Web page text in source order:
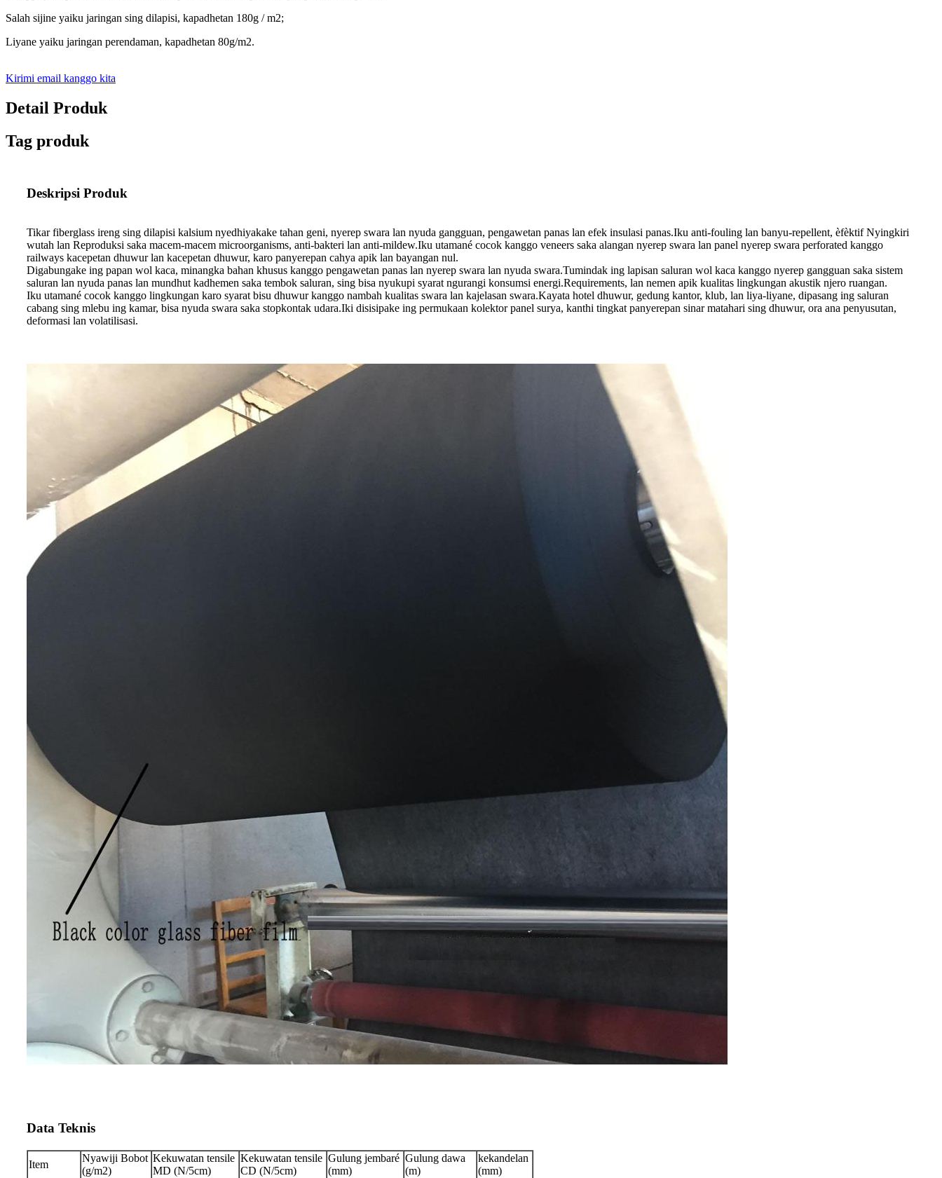
Salah sijine yaiku jaringan sing dilapisi, kapadhetan 180g / m2;
Liyane yaiku jaringan perendaman, kapadhetan 80g/m2.
Kirimi email kanggo kita
Detail Produk
Tag produk
Deskripsi Produk
Tikar fiberglass ireng sing dilapisi kalsium nyedhiyakake tahan geni, nyerep swara lan nyuda gangguan, pengawetan panas lan efek insulasi panas.Iku anti-fouling lan banyu-repellent, èfèktif Nyingkiri
wutah lan Reproduksi saka macem-macem microorganisms, anti-bakteri lan anti-mildew.Iku utamané cocok kanggo veneers saka alangan nyerep swara lan panel nyerep swara perforated kanggo
railways kacepetan dhuwur lan kacepetan dhuwur, karo panyerepan cahya apik lan bayangan nul.
Digabungake ing papan wol kaca, minangka bahan khusus kanggo pengawetan panas lan nyerep swara lan nyuda swara.Tumindak ing lapisan saluran wol kaca kanggo nyerep gangguan saka sistem
saluran lan nyuda panas lan mundhut kadhemen saka tembok saluran, sing bisa nyukupi syarat ngurangi konsumsi energi.Requirements, lan nemen apik kualitas lingkungan akustik njero ruangan.
Iku utamané cocok kanggo lingkungan karo syarat bisu dhuwur kanggo nambah kualitas swara lan kajelasan swara.Kayata hotel dhuwur, gedung kantor, klub, lan liya-liyane, dipasang ing saluran
cabang sing mlebu ing kamar, bisa nyuda swara saka stopkontak udara.Iki disisipake ing permukaan kolektor panel surya, kanthi tingkat panyerepan sinar matahari sing dhuwur, ora ana penyusutan,
deformasi lan volatilisasi.
Data Teknis
Item
Nyawiji Bobot
(g/m2)
Kekuwatan tensile
MD (N/5cm)
Kekuwatan tensile
CD (N/5cm)
Gulung jembaré
(mm)
Gulung dawa
(m)
kekandelan
(mm)